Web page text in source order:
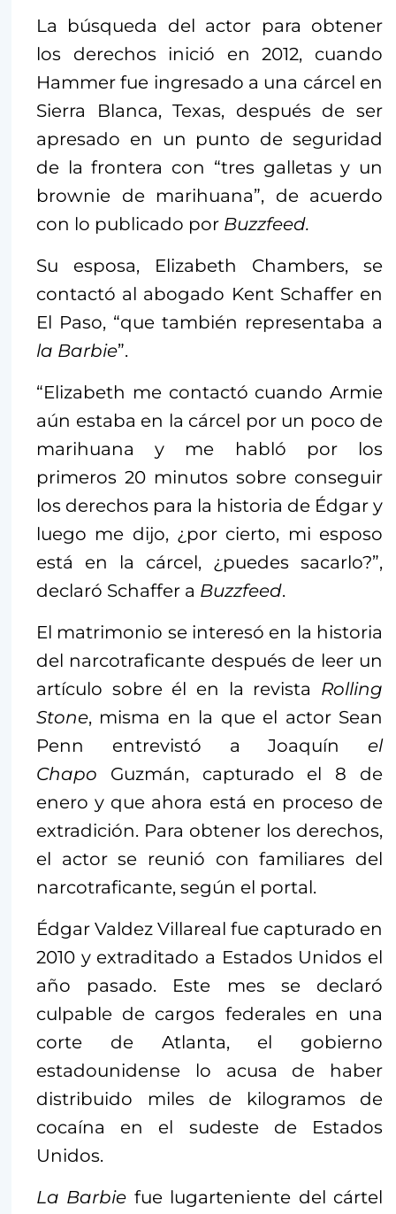
La búsqueda del actor para obtener
los derechos inició en 2012, cuando
Hammer fue ingresado a una cárcel en
Sierra Blanca, Texas, después de ser
apresado en un punto de seguridad
de la frontera con “tres galletas y un
brownie de marihuana”, de acuerdo
con lo publicado por Buzzfeed.
Su esposa, Elizabeth Chambers, se
contactó al abogado Kent Schaffer en
El Paso, “que también representaba a
la Barbie”.
“Elizabeth me contactó cuando Armie
aún estaba en la cárcel por un poco de
marihuana y me habló por los
primeros 20 minutos sobre conseguir
los derechos para la historia de Édgar y
luego me dijo, ¿por cierto, mi esposo
está en la cárcel, ¿puedes sacarlo?”,
declaró Schaffer a Buzzfeed.
El matrimonio se interesó en la historia
del narcotraficante después de leer un
artículo sobre él en la revista Rolling
Stone, misma en la que el actor Sean
Penn entrevistó a Joaquín el
Chapo Guzmán, capturado el 8 de
enero y que ahora está en proceso de
extradición. Para obtener los derechos,
el actor se reunió con familiares del
narcotraficante, según el portal.
Édgar Valdez Villareal fue capturado en
2010 y extraditado a Estados Unidos el
año pasado. Este mes se declaró
culpable de cargos federales en una
corte de Atlanta, el gobierno
estadounidense lo acusa de haber
distribuido miles de kilogramos de
cocaína en el sudeste de Estados
Unidos.
La Barbie fue lugarteniente del cártel